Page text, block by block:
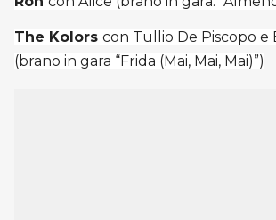
The Kolors con Tullio De Piscopo e
(brano in gara “Frida (Mai, Mai, Mai)”)